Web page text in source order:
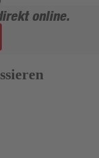
online.